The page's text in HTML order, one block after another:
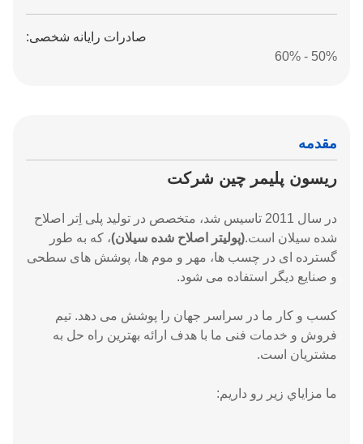
صادرات رایانه شخصی:
50% - 60%
مقدمه
ریسون پلیمر چین شرکت
در سال 2011 تاسیس شد، متخصص در تولید پلی اِتر اصلاح
شده سیلان است.(پولیتر اصلاح شده سیلان)، که به طور
گسترده ای در چسب ها، مهر و موم ها، پوشش های سطحی
و صنایع دیگر استفاده می شود.
کسب و کار ما در سراسر جهان را پوشش می دهد. تیم
فروش و خدمات فنی ما با هدف ارائه بهترین راه حل به
مشتریان است.
ما مزاياي زير رو داريم: